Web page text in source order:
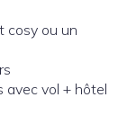
cosy ou un
avec vol + hôtel